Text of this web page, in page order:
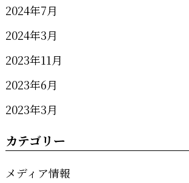
2024年7月
2024年3月
2023年11月
2023年6月
2023年3月
カテゴリー
メディア情報